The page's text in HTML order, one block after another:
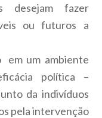
desejam fazer
ou futuros a
em um ambiente
política –
da indivíduos
pela intervenção